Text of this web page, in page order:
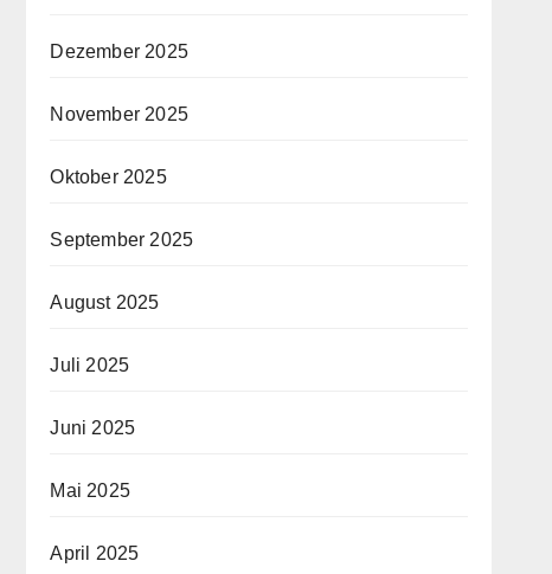
Dezember 2025
November 2025
Oktober 2025
September 2025
August 2025
Juli 2025
Juni 2025
Mai 2025
April 2025